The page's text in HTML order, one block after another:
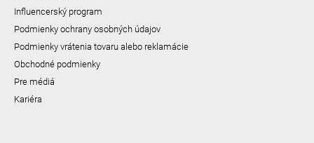
Influencerský program
Podmienky ochrany osobných údajov
Podmienky vrátenia tovaru alebo reklamácie
Obchodné podmienky
Pre médiá
Kariéra